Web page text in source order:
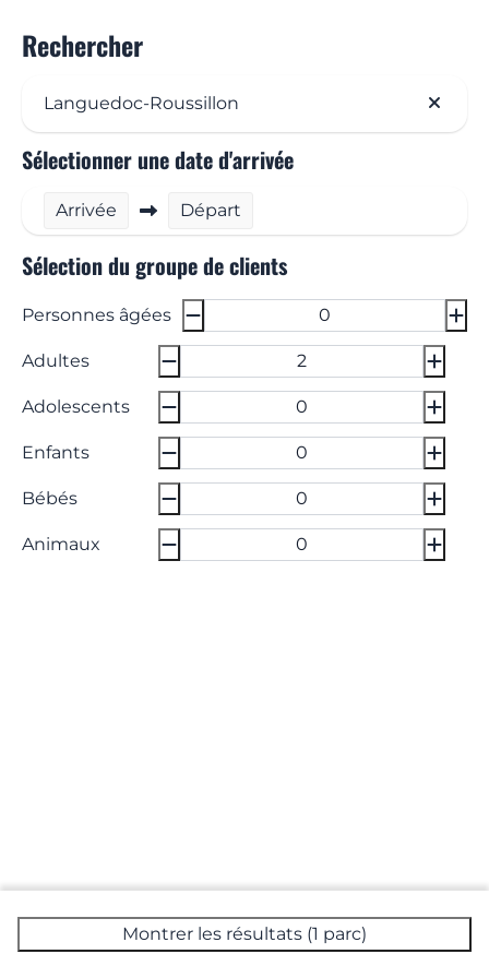
Rechercher
Languedoc-Roussillon
Sélectionner une date d'arrivée
Arrivée Départ
Sélection du groupe de clients
Personnes âgées
Adultes
Adolescents
Enfants
Bébés
Animaux
Montrer les résultats (1 parc)